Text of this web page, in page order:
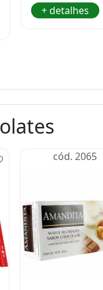
+ detalhes
cód. 2065